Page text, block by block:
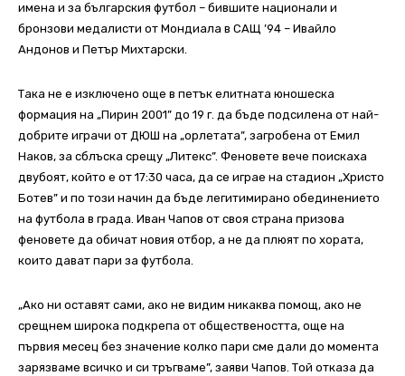
имена и за българския футбол – бившите национали и
бронзови медалисти от Мондиала в САЩ ’94 – Ивайло
Андонов и Петър Михтарски.
Така не е изключено още в петък елитната юношеска
формация на „Пирин 2001” до 19 г. да бъде подсилена от най-
добрите играчи от ДЮШ на „орлетата”, загробена от Емил
Наков, за сблъска срещу „Литекс”. Феновете вече поискаха
двубоят, който е от 17:30 часа, да се играе на стадион „Христо
Ботев” и по този начин да бъде легитимирано обединението
на футбола в града. Иван Чапов от своя страна призова
феновете да обичат новия отбор, а не да плюят по хората,
които дават пари за футбола.
„Ако ни оставят сами, ако не видим никаква помощ, ако не
срещнем широка подкрепа от обществеността, още на
първия месец без значение колко пари сме дали до момента
зарязваме всичко и си тръгваме”, заяви Чапов. Той отказа да